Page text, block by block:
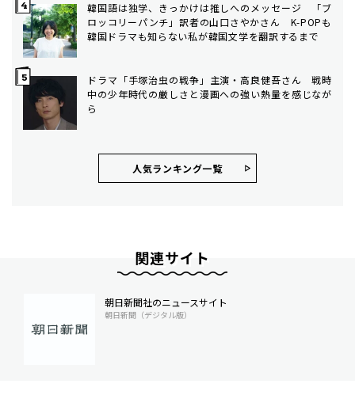
韓国語は独学、きっかけは推しへのメッセージ 「ブ
ロッコリーパンチ」訳者の山口さやかさん K-POPも
韓国ドラマも知らない私が韓国文学を翻訳するまで
ドラマ「手塚治虫の戦争」主演・高良健吾さん 戦時
中の少年時代の厳しさと漫画への強い熱量を感じなが
ら
人気ランキング⼀覧
関連サイト
朝日新聞社のニュースサイト
朝日新聞（デジタル版）